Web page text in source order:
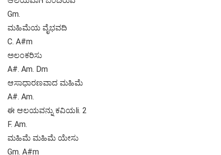
Gm.
ಮಹಿಮೆಯ ವೈಭವದಿ
C. A#m
ಅಲಂಕರಿಸು
A#. Am. Dm
ಆಸಾಧಾರಣವಾದ ಮಹಿಮೆ
A#. Am.
ಈ ಆಲಯವನ್ನು ಕವಿಯli. 2
F. Am.
ಮಹಿಮೆ ಮಹಿಮೆ ಯೇಸು
Gm. A#m